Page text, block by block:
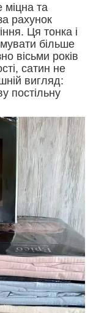
міцна та
рахунок
Ця тонка і
більше
вісьми років
сатин не
вигляд:
постільну